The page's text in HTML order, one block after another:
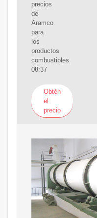
precios
de
Aramco
para
los
productos
combustibles
08:37
Obtén
el
precio